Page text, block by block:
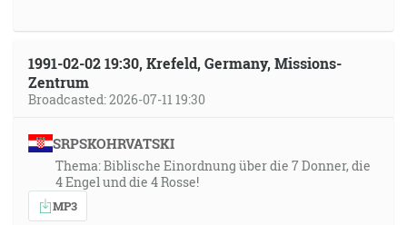
1991-02-02 19:30, Krefeld, Germany, Missions-
Zentrum
Broadcasted: 2026-07-11 19:30
SRPSKOHRVATSKI
Thema: Biblische Einordnung über die 7 Donner, die
4 Engel und die 4 Rosse!
MP3